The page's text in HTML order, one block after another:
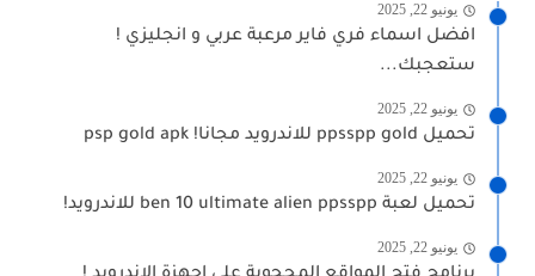
يونيو 22, 2025
افضل اسماء فري فاير مرعبة عربي و انجليزي !
ستعجبك...
يونيو 22, 2025
تحميل ppsspp gold للاندرويد مجانا! psp gold apk
يونيو 22, 2025
تحميل لعبة ben 10 ultimate alien ppsspp للاندرويد!
يونيو 22, 2025